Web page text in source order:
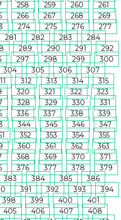
258 259 260
261
266 267 268
269
274 275 276
277
281 282 283
284
289 290 291
292
297 298 299
300
304 305 306
307
312 313 314
315
320 321 322
323
328 329 330
331
336 337 338
339
344 345 346
347
352 353 354
355
360 361 362
363
368 369 370
371
376 377 378
379
383 384 385
386
391 392 393
394
398 399 400
401
405 406 407
408